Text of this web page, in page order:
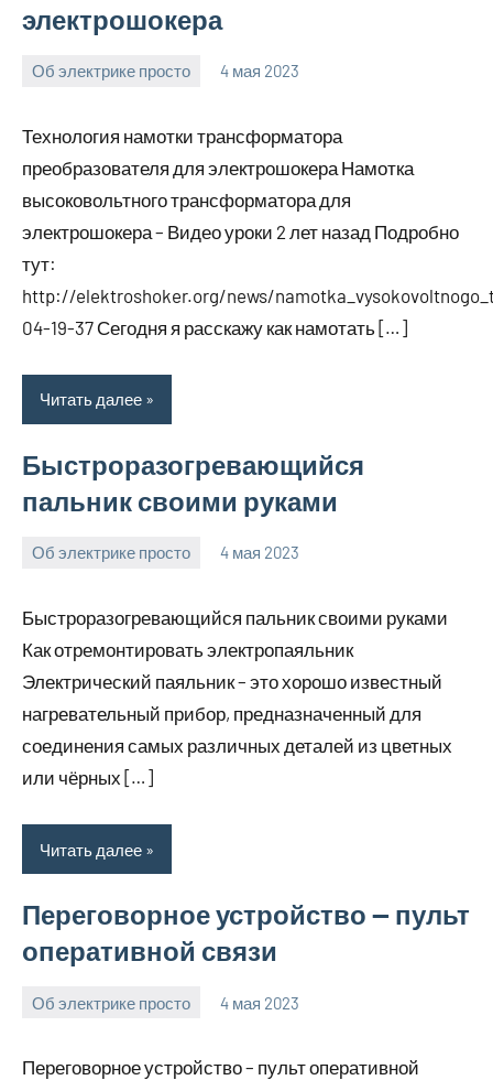
электрошокера
Об электрике просто 4 мая 2023
bike_moskva_
Технология намотки трансформатора
преобразователя для электрошокера Намотка
высоковольтного трансформатора для
электрошокера – Видео уроки 2 лет назад Подробно
тут:
http://elektroshoker.org/news/
04-19-37 Сегодня я расскажу как намотать […]
Читать далее
Быстроразогревающийся
пальник своими руками
Об электрике просто 4 мая 2023
bike_moskva_
Быстроразогревающийся пальник своими руками
Как отремонтировать электропаяльник
Электрический паяльник – это хорошо известный
нагревательный прибор, предназначенный для
соединения самых различных деталей из цветных
или чёрных […]
Читать далее
Переговорное устройство — пульт
оперативной связи
Об электрике просто 4 мая 2023
bike_moskva_
Переговорное устройство – пульт оперативной